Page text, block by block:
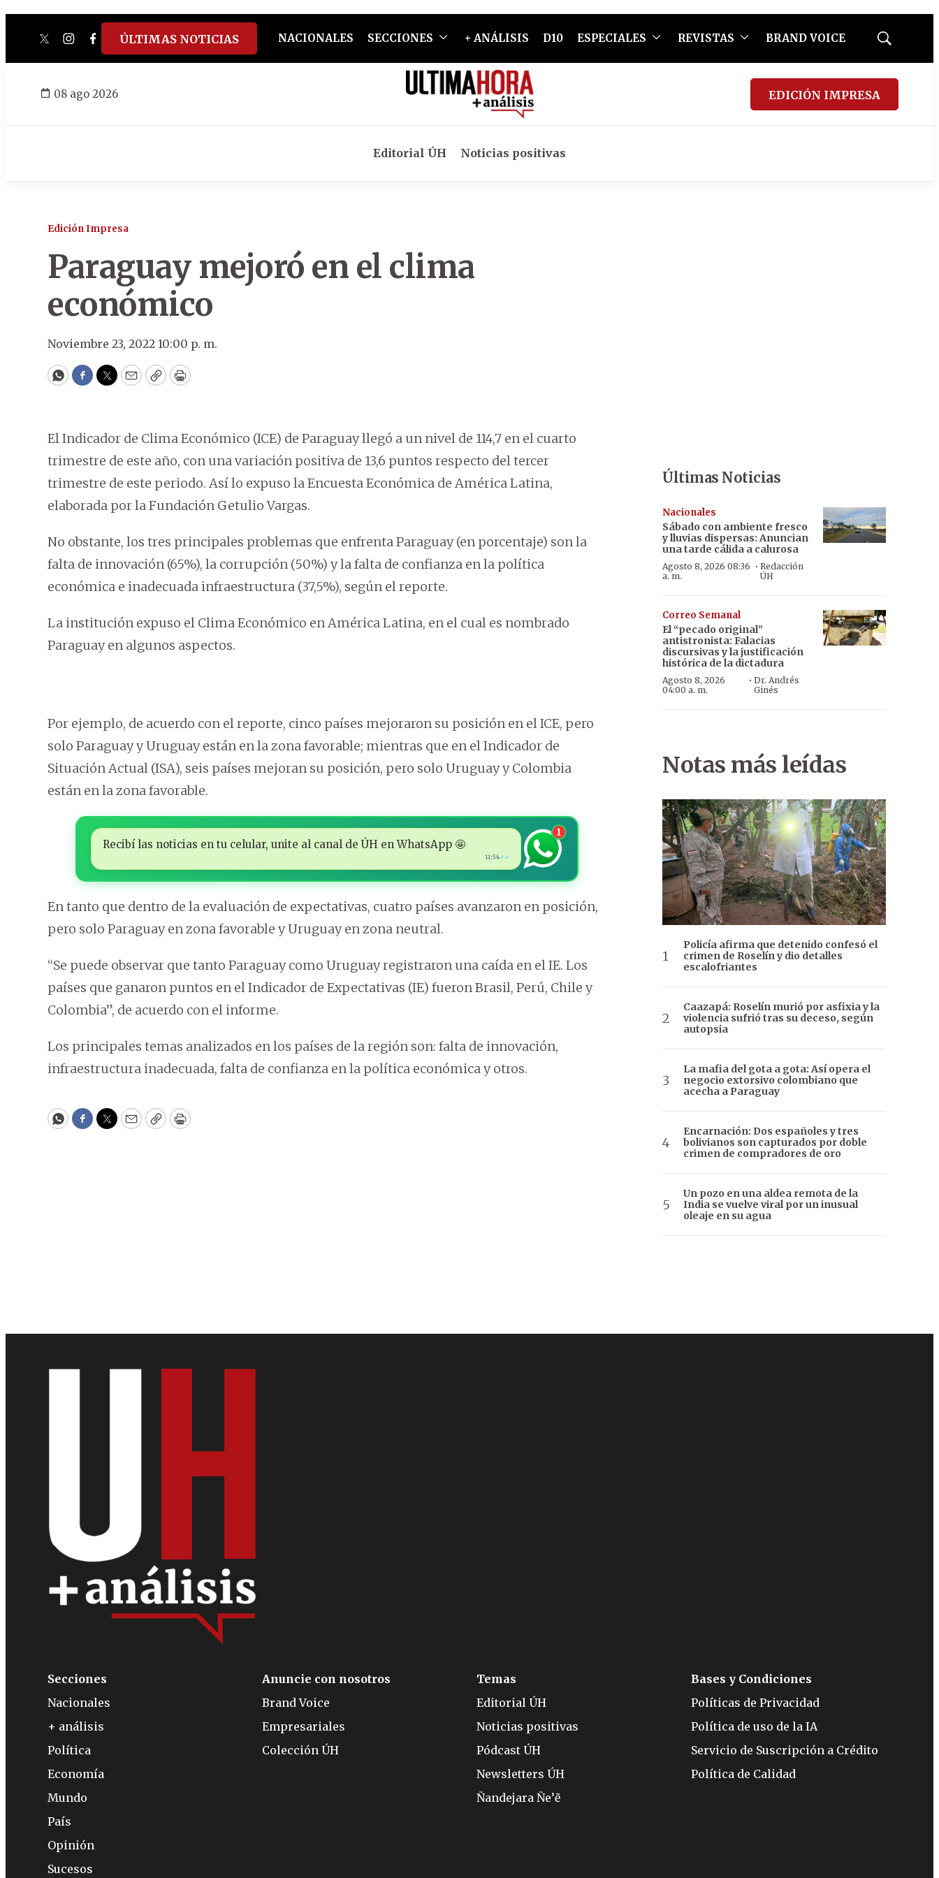
twitterinstagram
facebook
tiktokyoutube
spotify
ÚLTIMAS NOTICIAS NACIONALES SECCIONES + ANÁLISIS D10 ESPECIALES REVISTAS BRAND VOICE
Mostrar
08 ago 2026 EDICIÓN IMPRESA
Editorial ÚH Noticias positivas
Edición Impresa
Paraguay mejoró en el clima
económico
Noviembre 23, 2022 10:00 p. m.
WhatsApp
Facebook
Twitter
EmailCopyPrint
El Indicador de Clima Económico (ICE) de Paraguay llegó a un nivel de 114,7 en el cuarto
trimestre de este año, con una variación positiva de 13,6 puntos respecto del tercer
trimestre de este periodo. Así lo expuso la Encuesta Económica de América Latina,
elaborada por la Fundación Getulio Vargas.
No obstante, los tres principales problemas que enfrenta Paraguay (en porcentaje) son la
falta de innovación (65%), la corrupción (50%) y la falta de confianza en la política
económica e inadecuada infraestructura (37,5%), según el reporte.
La institución expuso el Clima Económico en América Latina, en el cual es nombrado
Paraguay en algunos aspectos.
Por ejemplo, de acuerdo con el reporte, cinco países mejoraron su posición en el ICE, pero
solo Paraguay y Uruguay están en la zona favorable; mientras que en el Indicador de
Situación Actual (ISA), seis países mejoran su posición, pero solo Uruguay y Colombia
están en la zona favorable.
Recibí las noticias en tu celular, unite al canal de ÚH en WhatsApp 🤩
11:54✓✓
1
En tanto que dentro de la evaluación de expectativas, cuatro países avanzaron en posición,
pero solo Paraguay en zona favorable y Uruguay en zona neutral.
“Se puede observar que tanto Paraguay como Uruguay registraron una caída en el IE. Los
países que ganaron puntos en el Indicador de Expectativas (IE) fueron Brasil, Perú, Chile y
Colombia”, de acuerdo con el informe.
Los principales temas analizados en los países de la región son: falta de innovación,
infraestructura inadecuada, falta de confianza en la política económica y otros.
WhatsApp
Facebook
Twitter
EmailCopyPrint
Últimas Noticias
Nacionales
Sábado con ambiente fresco
y lluvias dispersas: Anuncian
una tarde cálida a calurosa
Agosto 8, 2026 08:36
a. m.
·Redacción
ÚH
Correo Semanal
El “pecado original”
antistronista: Falacias
discursivas y la justificación
histórica de la dictadura
Agosto 8, 2026
04:00 a. m.
·Dr. Andrés
Ginés
Notas más leídas
Policía afirma que detenido confesó el
crimen de Roselín y dio detalles
escalofriantes
Caazapá: Roselín murió por asfixia y la
violencia sufrió tras su deceso, según
autopsia
La mafia del gota a gota: Así opera el
negocio extorsivo colombiano que
acecha a Paraguay
Encarnación: Dos españoles y tres
bolivianos son capturados por doble
crimen de compradores de oro
Un pozo en una aldea remota de la
India se vuelve viral por un inusual
oleaje en su agua
Secciones
Nacionales
+ análisis
Política
Economía
Mundo
País
Opinión
Sucesos
Anuncie con nosotros
Brand Voice
Empresariales
Colección ÚH
Temas
Editorial ÚH
Noticias positivas
Pódcast ÚH
Newsletters ÚH
Ñandejara Ñe’ẽ
Bases y Condiciones
Políticas de Privacidad
Política de uso de la IA
Servicio de Suscripción a Crédito
Política de Calidad